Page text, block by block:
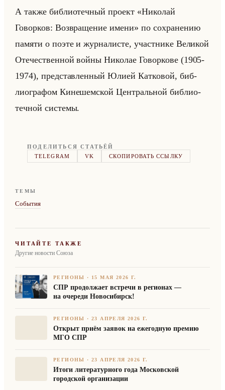
А также биб­лио­теч­ный про­ект «Николай
Говорков: Возвращение имени» по со­хра­не­нию
па­мя­ти о поэте и жур­на­ли­сте, участ­ни­ке Ве­ли­кой
Оте­че­ствен­ной войны Ни­ко­лае Го­вор­ко­ве (1905-
1974), пред­став­лен­ный Юлией Кат­ко­вой, биб­
лио­гра­фом Ки­не­шем­ской Цен­тральной биб­лио­
теч­ной си­сте­мы.
ПОДЕЛИТЬСЯ СТАТЬЁЙ
TELEGRAM
VK СКОПИРОВАТЬ ССЫЛКУ
ТЕМЫ
События
ЧИТАЙТЕ ТАКЖЕ
Другие новости Союза
РЕГИОНЫ · 15 МАЯ 2026 Г.
СПР продолжает встречи в регионах —
на очереди Новосибирск!
РЕГИОНЫ ·23 АПРЕЛЯ 2026 Г.
Открыт приём заявок на ежегодную премию
МГО СПР
РЕГИОНЫ ·23 АПРЕЛЯ 2026 Г.
Итоги литературного года Московской
городской организации